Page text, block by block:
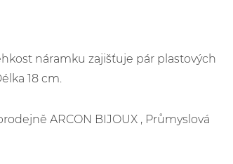
náramku zajišťuje pár plastových
18 cm.
ARCON BIJOUX , Průmyslová